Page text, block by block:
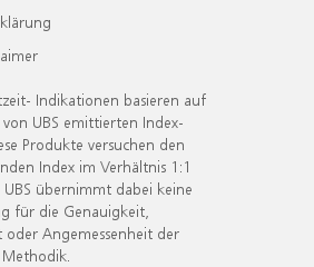
Indikationen basieren auf
UBS emittierten Index-
Produkte versuchen den
Index im Verhältnis 1:1
übernimmt dabei keine
für die Genauigkeit,
oder Angemessenheit der